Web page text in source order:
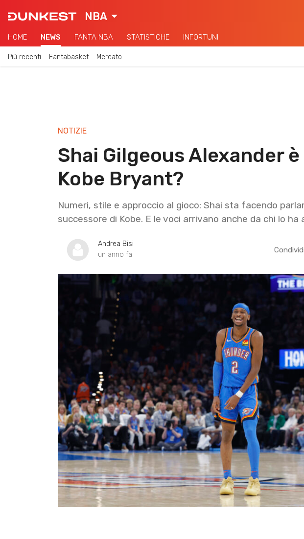
NBA
HOME NEWS FANTA NBA STATISTICHE INFORTUNI
Più recenti Fantabasket Mercato
NOTIZIE
Shai Gilgeous Alexander è
Kobe Bryant?
Numeri, stile e approccio al gioco: Shai sta facendo
successore di Kobe. E le voci arrivano anche da chi lo
Andrea Bisi
un anno fa